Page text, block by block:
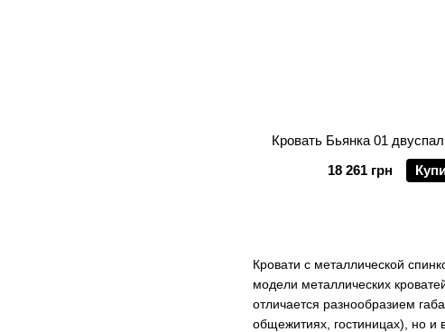
Кровати с металлической
модели металлических
отличается разнообразием
общежитиях, гостиницах), но и
Кровать Бьянка 01
18 261 грн